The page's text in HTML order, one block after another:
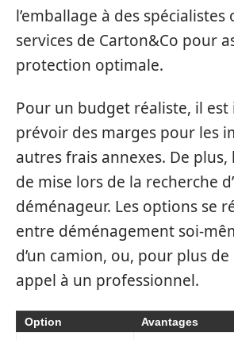
l’emballage à des spécialistes
services de Carton&Co pour
protection optimale.
Pour un budget réaliste, il
prévoir des marges pour les
autres frais annexes. De
de mise lors de la recherche
déménageur. Les options se
entre déménagement soi-
d’un camion, ou, pour plus
appel à un professionnel.
Option Avantages